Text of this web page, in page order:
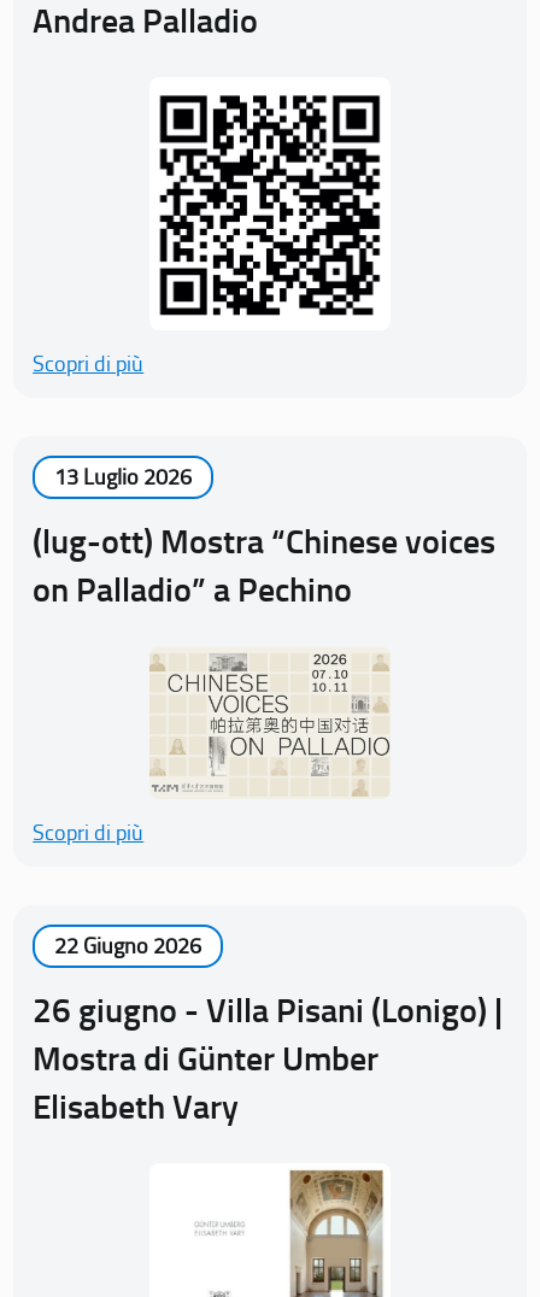
Andrea Palladio
Scopri di più
13 Luglio 2026
(lug-ott) Mostra “Chinese voices
on Palladio” a Pechino
Scopri di più
22 Giugno 2026
26 giugno - Villa Pisani (Lonigo) |
Mostra di Günter Umber
Elisabeth Vary